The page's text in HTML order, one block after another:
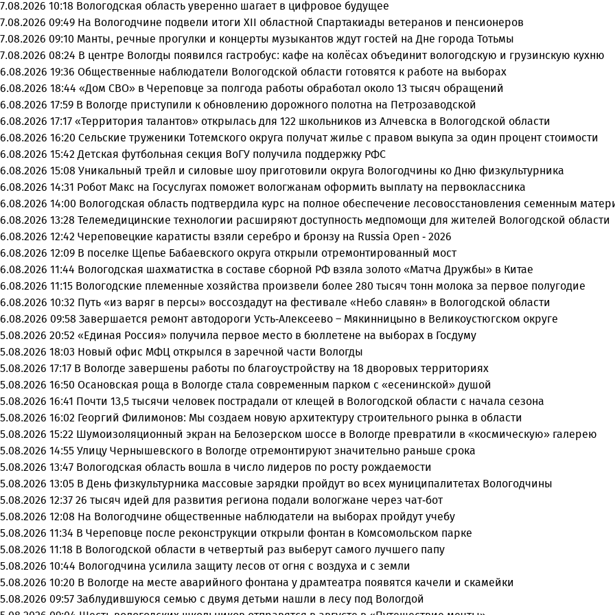
7.08.2026 10:18 Вологодская область уверенно шагает в цифровое будущее
7.08.2026 09:49 На Вологодчине подвели итоги XII областной Спартакиады ветеранов и пенсионеров
7.08.2026 09:10 Манты, речные прогулки и концерты музыкантов ждут гостей на Дне города Тотьмы
7.08.2026 08:24 В центре Вологды появился гастробус: кафе на колёсах объединит вологодскую и грузинскую кухню
6.08.2026 19:36 Общественные наблюдатели Вологодской области готовятся к работе на выборах
6.08.2026 18:44 «Дом СВО» в Череповце за полгода работы обработал около 13 тысяч обращений
6.08.2026 17:59 В Вологде приступили к обновлению дорожного полотна на Петрозаводской
6.08.2026 17:17 «Территория талантов» открылась для 122 школьников из Алчевска в Вологодской области
6.08.2026 16:20 Сельские труженики Тотемского округа получат жилье с правом выкупа за один процент стоимости
6.08.2026 15:42 Детская футбольная секция ВоГУ получила поддержку РФС
6.08.2026 15:08 Уникальный трейл и силовые шоу приготовили округа Вологодчины ко Дню физкультурника
6.08.2026 14:31 Робот Макс на Госуслугах поможет вологжанам оформить выплату на первоклассника
6.08.2026 14:00 Вологодская область подтвердила курс на полное обеспечение лесовосстановления семенным
6.08.2026 13:28 Телемедицинские технологии расширяют доступность медпомощи для жителей Вологодской области
6.08.2026 12:42 Череповецкие каратисты взяли серебро и бронзу на Russia Open - 2026
6.08.2026 12:09 В поселке Щепье Бабаевского округа открыли отремонтированный мост
6.08.2026 11:44 Вологодская шахматистка в составе сборной РФ взяла золото «Матча Дружбы» в Китае
6.08.2026 11:15 Вологодские племенные хозяйства произвели более 280 тысяч тонн молока за первое полугодие
6.08.2026 10:32 Путь «из варяг в персы» воссоздадут на фестивале «Небо славян» в Вологодской области
6.08.2026 09:58 Завершается ремонт автодороги Усть-Алексеево – Мякинницыно в Великоустюгском округе
5.08.2026 20:52 «Единая Россия» получила первое место в бюллетене на выборах в Госдуму
5.08.2026 18:03 Новый офис МФЦ открылся в заречной части Вологды
5.08.2026 17:17 В Вологде завершены работы по благоустройству на 18 дворовых территориях
5.08.2026 16:50 Осановская роща в Вологде стала современным парком с «есенинской» душой
5.08.2026 16:41 Почти 13,5 тысячи человек пострадали от клещей в Вологодской области с начала сезона
5.08.2026 16:02 Георгий Филимонов: Мы создаем новую архитектуру строительного рынка в области
5.08.2026 15:22 Шумоизоляционный экран на Белозерском шоссе в Вологде превратили в «космическую» галерею
5.08.2026 14:55 Улицу Чернышевского в Вологде отремонтируют значительно раньше срока
5.08.2026 13:47 Вологодская область вошла в число лидеров по росту рождаемости
5.08.2026 13:05 В День физкультурника массовые зарядки пройдут во всех муниципалитетах Вологодчины
5.08.2026 12:37 26 тысяч идей для развития региона подали вологжане через чат-бот
5.08.2026 12:08 На Вологодчине общественные наблюдатели на выборах пройдут учебу
5.08.2026 11:34 В Череповце после реконструкции открыли фонтан в Комсомольском парке
5.08.2026 11:18 В Вологодской области в четвертый раз выберут самого лучшего папу
5.08.2026 10:44 Вологодчина усилила защиту лесов от огня с воздуха и с земли
5.08.2026 10:20 В Вологде на месте аварийного фонтана у драмтеатра появятся качели и скамейки
5.08.2026 09:57 Заблудившуюся семью с двумя детьми нашли в лесу под Вологдой